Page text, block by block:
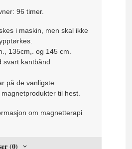
96 timer.
i maskin, men skal ikke
135cm,. og 145 cm.
svart kantbånd
på de vanligste
til hest.
om magnetterapi
(0)